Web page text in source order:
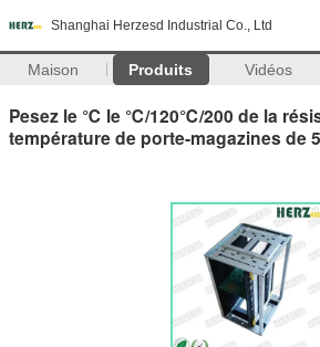
Shanghai Herzesd Industrial Co., Ltd
Maison Produits Vidéos
Pesez le ℃ le ℃/120℃/200 de la
température de porte-magazines de